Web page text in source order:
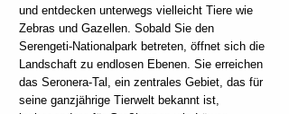
und entdecken unterwegs vielleicht Tiere wie
Zebras und Gazellen. Sobald Sie den
Serengeti-Nationalpark betreten, öffnet sich die
Landschaft zu endlosen Ebenen. Sie erreichen
das Seronera-Tal, ein zentrales Gebiet, das für
seine ganzjährige Tierwelt bekannt ist,